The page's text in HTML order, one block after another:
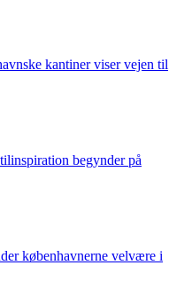
kantiner viser vejen til
begynder på
københavnerne velvære i